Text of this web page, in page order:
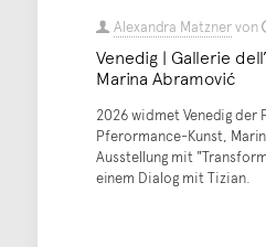
Alexandra Matznervon
Venedig | Gallerie
Marina Abramović
2026 widmet Venedig der
Pferormance-Kunst,
Ausstellung mit
einem Dialog mit Tizian.